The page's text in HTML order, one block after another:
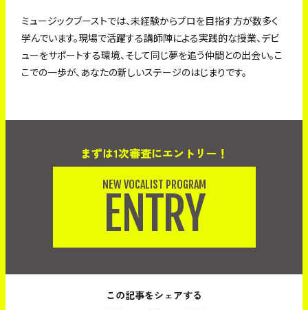
ミュージックブーストでは、未経験からプロを目指す方が数多く
学んでいます。現場で活躍する講師陣による実践的な授業、デビ
ューをサポートする環境、そして同じ夢を追う仲間との出会い。こ
こでの一歩が、あなたの新しいステージのはじまりです。
まずは1次審査にエントリー！
NEW VOCALIST PROGRAM
ENTRY
この記事をシェアする